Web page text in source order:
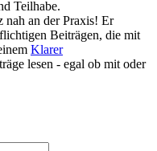
Teilhabe.
nah an der Praxis! Er
Beiträgen, die mit
Klarer
lesen - egal ob mit oder